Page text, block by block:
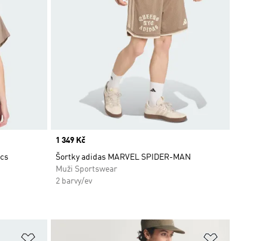
Price
1 349 Kč
Šortky adidas MARVEL SPIDER-MAN
Muži Sportswear
2 barvy/ev
Přidat do seznamu přání